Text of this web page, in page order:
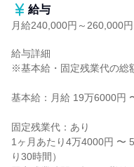
給与
月給240,000円～260,000円
給与詳細
※基本給・固定残業代の総
基本給：月給 19万6000円
固定残業代：あり
1ヶ月あたり4万4000円 〜
り30時間）